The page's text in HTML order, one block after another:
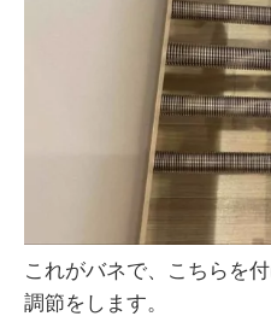
これがバネで、こちらを
調節をします。